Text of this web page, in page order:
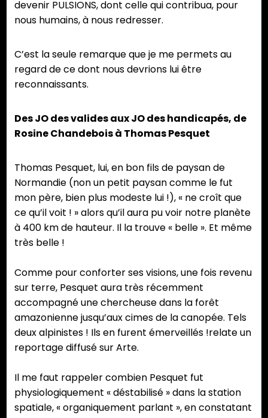
devenir PULSIONS, dont celle qui contribua, pour
nous humains, à nous redresser.
C’est la seule remarque que je me permets au
regard de ce dont nous devrions lui être
reconnaissants.
Des JO des valides aux JO des handicapés, de
Rosine Chandebois à Thomas Pesquet
Thomas Pesquet, lui, en bon fils de paysan de
Normandie (non un petit paysan comme le fut
mon père, bien plus modeste lui !), « ne croît que
ce qu’il voit ! » alors qu’il aura pu voir notre planète
à 400 km de hauteur. Il la trouve « belle ». Et même
très belle !
Comme pour conforter ses visions, une fois revenu
sur terre, Pesquet aura très récemment
accompagné une chercheuse dans la forêt
amazonienne jusqu’aux cimes de la canopée. Tels
deux alpinistes ! Ils en furent émerveillés !relate un
reportage diffusé sur Arte.
Il me faut rappeler combien Pesquet fut
physiologiquement « déstabilisé » dans la station
spatiale, « organiquement parlant », en constatant